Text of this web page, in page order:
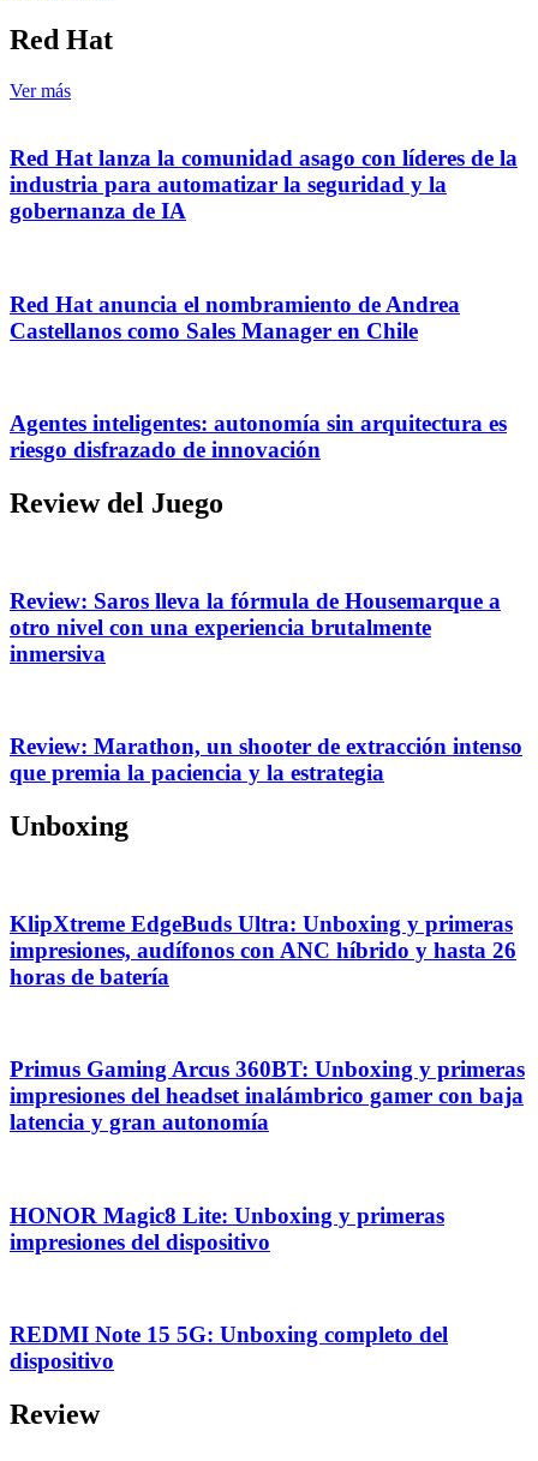
Red Hat
Ver más
Red Hat lanza la comunidad asago con líderes de la
industria para automatizar la seguridad y la
gobernanza de IA
Red Hat anuncia el nombramiento de Andrea
Castellanos como Sales Manager en Chile
Agentes inteligentes: autonomía sin arquitectura es
riesgo disfrazado de innovación
Review del Juego
Review: Saros lleva la fórmula de Housemarque a
otro nivel con una experiencia brutalmente
inmersiva
Review: Marathon, un shooter de extracción intenso
que premia la paciencia y la estrategia
Unboxing
KlipXtreme EdgeBuds Ultra: Unboxing y primeras
impresiones, audífonos con ANC híbrido y hasta 26
horas de batería
Primus Gaming Arcus 360BT: Unboxing y primeras
impresiones del headset inalámbrico gamer con baja
latencia y gran autonomía
HONOR Magic8 Lite: Unboxing y primeras
impresiones del dispositivo
REDMI Note 15 5G: Unboxing completo del
dispositivo
Review